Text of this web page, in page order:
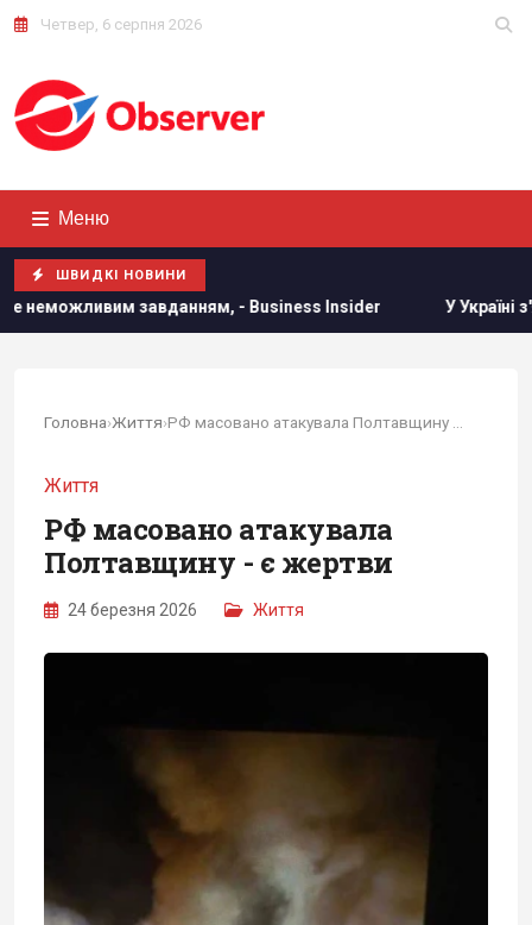
Четвер, 6 серпня 2026
Меню
ШВИДКІ НОВИНИ
- Business Insider У Україні з'явиться нове
Головна›Життя›
Життя
РФ масовано атакувала
Полтавщину - є жертви
24 березня 2026 Життя